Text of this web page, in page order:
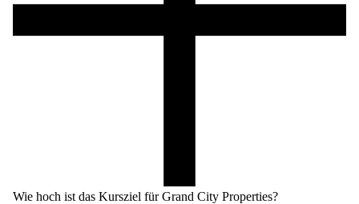
Wie hoch ist das Kursziel für Grand City Properties?